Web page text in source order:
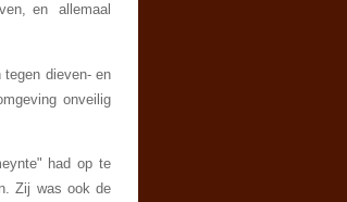
en allemaal
dieven- en
onveilig
had op te
Zij was ook de